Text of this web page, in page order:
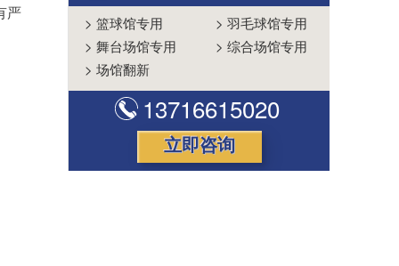
严
> 篮球馆专用 > 羽毛球馆专用
> 舞台场馆专用 > 综合场馆专用
> 场馆翻新
13716615020
立即咨询